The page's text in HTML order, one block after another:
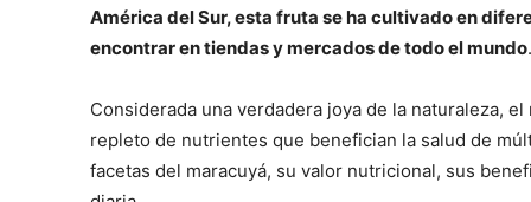
América del Sur, esta fruta se ha cultivado en
encontrar en tiendas y mercados de todo el mundo.
Considerada una verdadera joya de la naturaleza,
repleto de nutrientes que benefician la salud de
facetas del maracuyá, su valor nutricional, sus